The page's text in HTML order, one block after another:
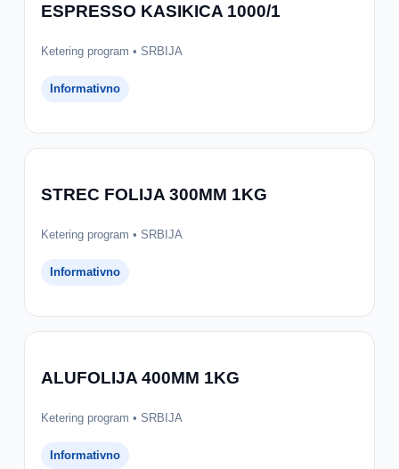
ESPRESSO KASIKICA 1000/1
Ketering program • SRBIJA
Informativno
STREC FOLIJA 300MM 1KG
Ketering program • SRBIJA
Informativno
ALUFOLIJA 400MM 1KG
Ketering program • SRBIJA
Informativno